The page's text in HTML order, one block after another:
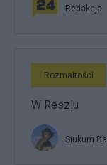
Redakcja
Rozmaitości
W Reszlu
Siukum